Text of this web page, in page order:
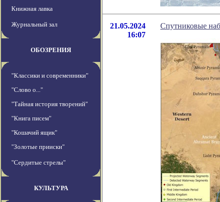
Книжная лавка
Журнальный зал
ОБОЗРЕНИЯ
"Классики и современники"
"Слово о..."
"Тайная история творений"
"Книга писем"
"Кошачий ящик"
"Золотые прииски"
"Сердитые стрелы"
КУЛЬТУРА
21.05.2024
16:07
Спутниковые